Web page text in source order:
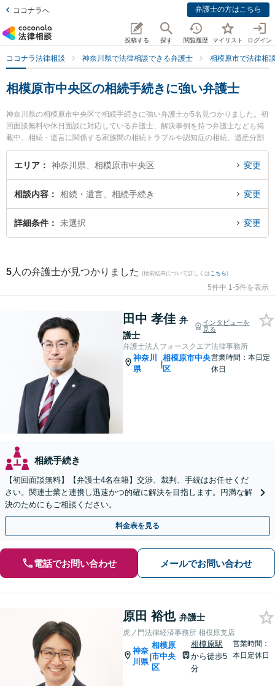
ココナラへ 弁護士の方はこちら
投稿する 探す 閲覧履歴 マイリスト ログイン
ココナラ法律相談 神奈川県で法律相談できる弁護士 相模原市で法律相
相模原市中央区の相続手続きに強い弁護士
神奈川県の相模原市中央区で相続手続きに強い弁護士が5名見つかりました。初
回面談無料や休日面談に対応している弁護士、解決事例を持つ弁護士なども掲
載中。相続・遺言に関係する家族間の相続トラブルや認知症の相続、遺産分割
等の細かな分野での絞り込み検索もでき便利です。特に弁護士法人フォースク
エア法律事務所の田中 孝佳弁護士や虎ノ門法律経済事務所 相模原支店の原田
相続手続きのトラブルを今すぐに弁護士に相談したい』『相続手続きのトラブ
ル解決の実績豊富な近くの弁護士を検索したい』『初回相談無料で相続手続き
を法律相談できる相模原市中央区内の弁護士に相談予約したい』などでお困り
エリア 神奈川県、相模原市中央区 変更
相談内容 相続・遺言、相続手続き 変更
詳細条件 未選択 変更
5 人の弁護士が見つかりました (検索結果について詳しくは こちら)
5件中 1-5件を表示
田中 孝佳 弁
護士
インタビューを
見る
弁護士法人フォースクエア法律事務所
神奈川
県
|
相模原市中央
区
営業時間：本日定
休日
相続手続き
【初回面談無料】【弁護士4名在籍】交渉、裁判、手続はお任せくだ
さい。関連士業と連携し迅速かつ的確に解決を目指します。円満な解
決のためにもご相談ください。
料金表を見る
電話でお問い合わせ メールでお問い合わせ
原田 裕也 弁護士
虎ノ門法律経済事務所 相模原支店
神奈
川県
|
相模原
市中央
区
相模原駅
から徒歩5
分
営業時間：
本日定休日